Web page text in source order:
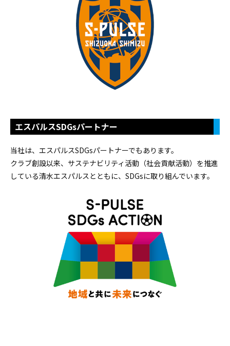
エスパルスSDGsパートナー
当社は、エスパルスSDGsパートナーでもあります。
クラブ創設以来、サステナビリティ活動（社会貢献活動）を推進
している清水エスパルスとともに、SDGsに取り組んでいます。